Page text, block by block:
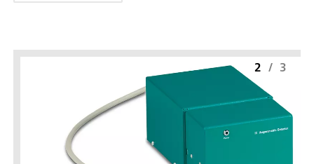
2 / 3